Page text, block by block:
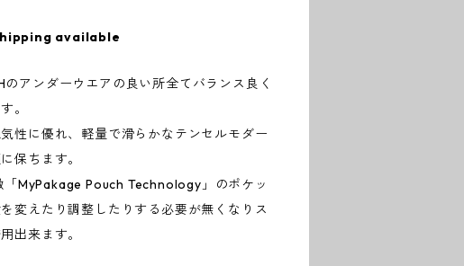
available
のアンダーウエアの良い所全てバランス良く
。
性に優れ、軽量で滑らかなテンセルモダー
保ちます。
「MyPakage Pouch Technology」のポケッ
変えたり調整したりする必要が無くなりス
出来ます。